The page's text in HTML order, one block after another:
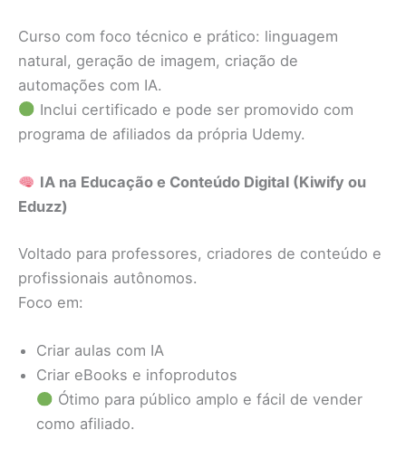
Curso com foco técnico e prático: linguagem
natural, geração de imagem, criação de
automações com IA.
Inclui certificado e pode ser promovido com
programa de afiliados da própria Udemy.
IA na Educação e Conteúdo Digital (Kiwify ou
Eduzz)
Voltado para professores, criadores de conteúdo e
profissionais autônomos.
Foco em:
Criar aulas com IA
Criar eBooks e infoprodutos
Ótimo para público amplo e fácil de vender
como afiliado.